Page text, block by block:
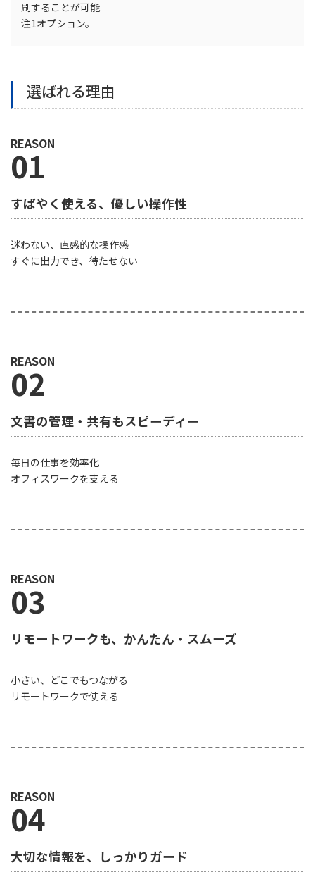
刷することが可能
注1オプション。
選ばれる理由
REASON
01
すばやく使える、優しい操作性
迷わない、直感的な操作感
すぐに出力でき、待たせない
REASON
02
文書の管理・共有もスピーディー
毎日の仕事を効率化
オフィスワークを支える
REASON
03
リモートワークも、かんたん・スムーズ
小さい、どこでもつながる
リモートワークで使える
REASON
04
大切な情報を、しっかりガード